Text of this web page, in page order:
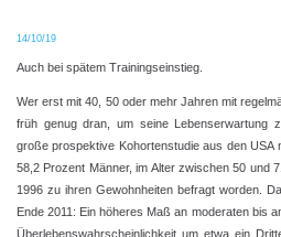
14/10/19
Auch bei spätem Trainingseinstieg.
Wer erst mit 40, 50 oder mehr Jahren mit
früh genug dran, um seine Lebenserwartung
große prospektive Kohortenstudie aus den USA
58,2 Prozent Männer, im Alter zwischen 50 und
1996 zu ihren Gewohnheiten befragt worden.
Ende 2011: Ein höheres Maß an moderaten bis
Überlebenswahrscheinlichkeit um etwa ein